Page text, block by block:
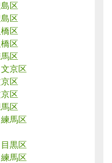
区
区
区
区
区
京区
区
区
区
馬区
黒区
馬区